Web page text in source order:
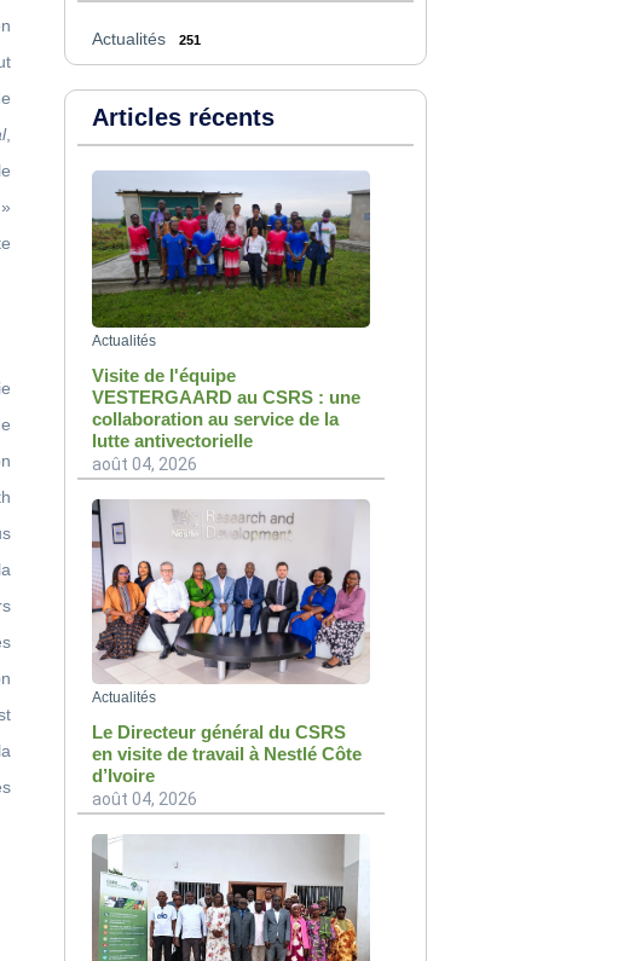
,
Actualités 251
Articles récents
Actualités
Visite de l'équipe
VESTERGAARD au CSRS : une
collaboration au service de la
lutte antivectorielle
août 04, 2026
Actualités
Le Directeur général du CSRS
en visite de travail à Nestlé Côte
d’Ivoire
août 04, 2026